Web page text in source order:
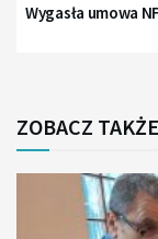
Wygasła umowa
ZOBACZ TAKŻE